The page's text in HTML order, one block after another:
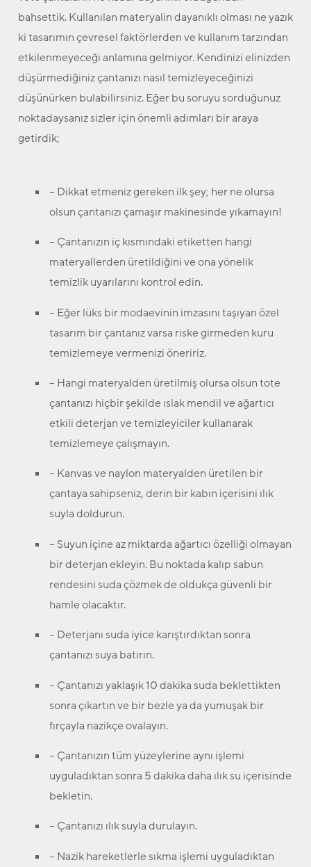
bahsettik. Kullanılan materyalin dayanıklı olması ne yazık
ki tasarımın çevresel faktörlerden ve kullanım tarzından
etkilenmeyeceği anlamına gelmiyor. Kendinizi elinizden
düşürmediğiniz çantanızı nasıl temizleyeceğinizi
düşünürken bulabilirsiniz. Eğer bu soruyu sorduğunuz
noktadaysanız sizler için önemli adımları bir araya
getirdik;
– Dikkat etmeniz gereken ilk şey; her ne olursa
olsun çantanızı çamaşır makinesinde yıkamayın!
– Çantanızın iç kısmındaki etiketten hangi
materyallerden üretildiğini ve ona yönelik
temizlik uyarılarını kontrol edin.
– Eğer lüks bir modaevinin imzasını taşıyan özel
tasarım bir çantanız varsa riske girmeden kuru
temizlemeye vermenizi öneririz.
– Hangi materyalden üretilmiş olursa olsun tote
çantanızı hiçbir şekilde ıslak mendil ve ağartıcı
etkili deterjan ve temizleyiciler kullanarak
temizlemeye çalışmayın.
– Kanvas ve naylon materyalden üretilen bir
çantaya sahipseniz, derin bir kabın içerisini ılık
suyla doldurun.
– Suyun içine az miktarda ağartıcı özelliği olmayan
bir deterjan ekleyin. Bu noktada kalıp sabun
rendesini suda çözmek de oldukça güvenli bir
hamle olacaktır.
– Deterjanı suda iyice karıştırdıktan sonra
çantanızı suya batırın.
– Çantanızı yaklaşık 10 dakika suda beklettikten
sonra çıkartın ve bir bezle ya da yumuşak bir
fırçayla nazikçe ovalayın.
– Çantanızın tüm yüzeylerine aynı işlemi
uyguladıktan sonra 5 dakika daha ılık su içerisinde
bekletin.
– Çantanızı ılık suyla durulayın.
– Nazik hareketlerle sıkma işlemi uyguladıktan